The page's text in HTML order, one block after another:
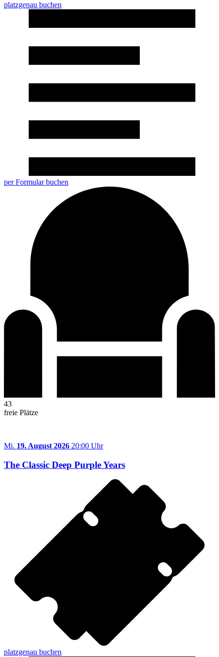
platzgenau buchen
per Formular buchen
43
freie Plätze
Mi. 19. August 2026 20:00 Uhr
The Classic Deep Purple Years
platzgenau buchen